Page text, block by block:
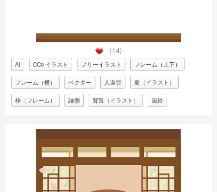
(14)
AI CC0 イラスト フリーイラスト フレーム（上下）
フレーム（横） ベクター 入道雲 夏（イラスト）
枠（フレーム） 縁側 背景（イラスト） 風鈴